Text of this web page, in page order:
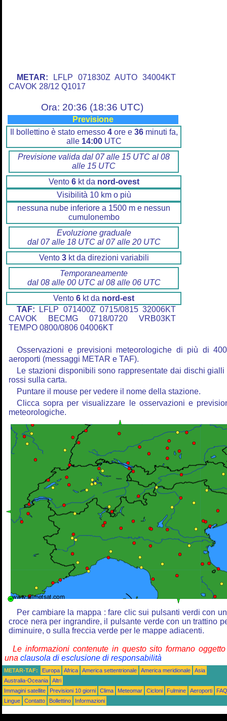
METAR: LFLP 071830Z AUTO 34004KT
CAVOK 28/12 Q1017
Ora: 20:36 (18:36 UTC)
Previsione
Il bollettino è stato emesso 4ore e 36minuti fa,
alle 14:00UTC
Previsione valida dal 07 alle 15 UTC al 08
alle 15 UTC
Vento 6kt da nord-ovest
Visibilità 10 km o più
nessuna nube inferiore a 1500 m e nessun
cumulonembo
Evoluzione graduale
dal 07 alle 18 UTC al 07 alle 20 UTC
Vento 3kt da direzioni variabili
Temporaneamente
dal 08 alle 00 UTC al 08 alle 06 UTC
Vento 6 kt da nord-est
TAF: LFLP 071400Z 0715/0815 32006KT
CAVOK BECMG 0718/0720 VRB03KT
TEMPO 0800/0806 04006KT
Osservazioni e previsioni meteorologiche di più di
aeroporti (messaggi METAR e TAF).
Le stazioni disponibili sono rappresentate dai dischi gialli
rossi sulla carta.
Puntare il mouse per vedere il nome della stazione.
Clicca sopra per visualizzare le osservazioni e
meteorologiche.
Per cambiare la mappa : fare clic sui pulsanti verdi con
croce nera per ingrandire, il pulsante verde con un trattino
diminuire, o sulla freccia verde per le mappe adiacenti.
Le informazioni contenute in questo sito formano
una clausola di esclusione di responsabilità
METAR-TAF: Europa Africa America settentrionale America meridionale
Asia
Australia-Oceania
Altri
Immagini satellite
Previsioni 10 giorni Clima Meteomar Cicloni Fulmine Aeroporti
FAQ
Lingue
Contatto Bollettino Informazioni